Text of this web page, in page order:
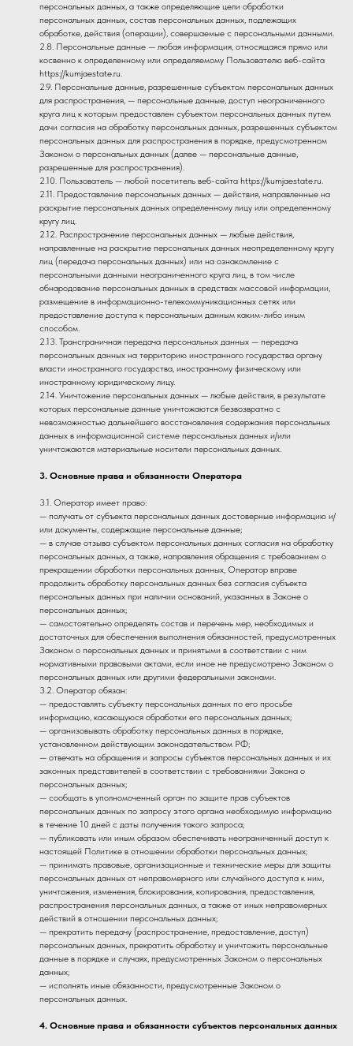
персональных данных, а также определяющие цели обработки
персональных данных, состав персональных данных, подлежащих
обработке, действия (операции), совершаемые с персональными данными.
2.8. Персональные данные — любая информация, относящаяся прямо или
косвенно к определенному или определяемому Пользователю веб-сайта
https://kumjaestate.ru.
2.9. Персональные данные, разрешенные субъектом персональных данных
для распространения, — персональные данные, доступ неограниченного
круга лиц к которым предоставлен субъектом персональных данных путем
дачи согласия на обработку персональных данных, разрешенных субъектом
персональных данных для распространения в порядке, предусмотренном
Законом о персональных данных (далее — персональные данные,
разрешенные для распространения).
2.10. Пользователь — любой посетитель веб-сайта https://kumjaestate.ru.
2.11. Предоставление персональных данных — действия, направленные на
раскрытие персональных данных определенному лицу или определенному
кругу лиц.
2.12. Распространение персональных данных — любые действия,
направленные на раскрытие персональных данных неопределенному кругу
лиц (передача персональных данных) или на ознакомление с
персональными данными неограниченного круга лиц, в том числе
обнародование персональных данных в средствах массовой информации,
размещение в информационно-телекоммуникационных сетях или
предоставление доступа к персональным данным каким-либо иным
способом.
2.13. Трансграничная передача персональных данных — передача
персональных данных на территорию иностранного государства органу
власти иностранного государства, иностранному физическому или
иностранному юридическому лицу.
2.14. Уничтожение персональных данных — любые действия, в результате
которых персональные данные уничтожаются безвозвратно с
невозможностью дальнейшего восстановления содержания персональных
данных в информационной системе персональных данных и/или
уничтожаются материальные носители персональных данных.
3. Основные права и обязанности Оператора
3.1. Оператор имеет право:
— получать от субъекта персональных данных достоверные информацию и/
или документы, содержащие персональные данные;
— в случае отзыва субъектом персональных данных согласия на обработку
персональных данных, а также, направления обращения с требованием о
прекращении обработки персональных данных, Оператор вправе
продолжить обработку персональных данных без согласия субъекта
персональных данных при наличии оснований, указанных в Законе о
персональных данных;
— самостоятельно определять состав и перечень мер, необходимых и
достаточных для обеспечения выполнения обязанностей, предусмотренных
Законом о персональных данных и принятыми в соответствии с ним
нормативными правовыми актами, если иное не предусмотрено Законом о
персональных данных или другими федеральными законами.
3.2. Оператор обязан:
— предоставлять субъекту персональных данных по его просьбе
информацию, касающуюся обработки его персональных данных;
— организовывать обработку персональных данных в порядке,
установленном действующим законодательством РФ;
— отвечать на обращения и запросы субъектов персональных данных и их
законных представителей в соответствии с требованиями Закона о
персональных данных;
— сообщать в уполномоченный орган по защите прав субъектов
персональных данных по запросу этого органа необходимую информацию
в течение 10 дней с даты получения такого запроса;
— публиковать или иным образом обеспечивать неограниченный доступ к
настоящей Политике в отношении обработки персональных данных;
— принимать правовые, организационные и технические меры для защиты
персональных данных от неправомерного или случайного доступа к ним,
уничтожения, изменения, блокирования, копирования, предоставления,
распространения персональных данных, а также от иных неправомерных
действий в отношении персональных данных;
— прекратить передачу (распространение, предоставление, доступ)
персональных данных, прекратить обработку и уничтожить персональные
данные в порядке и случаях, предусмотренных Законом о персональных
данных;
— исполнять иные обязанности, предусмотренные Законом о
персональных данных.
4. Основные права и обязанности субъектов персональных данных